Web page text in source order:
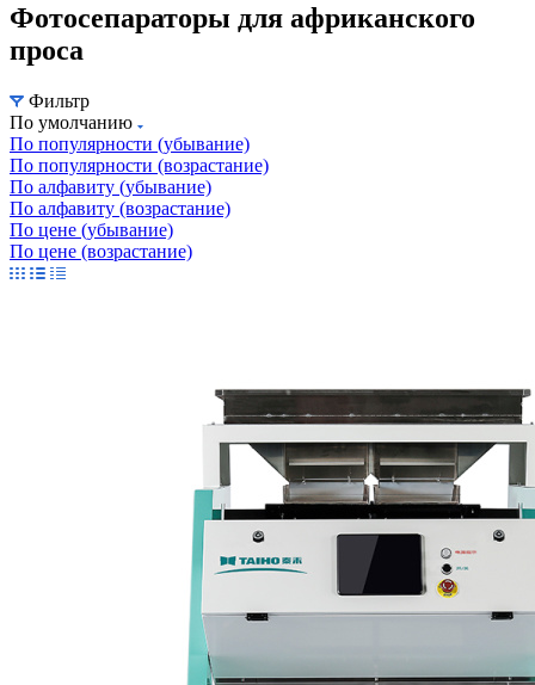
Фотосепараторы для африканского
проса
Фильтр
По умолчанию
По популярности (убывание)
По популярности (возрастание)
По алфавиту (убывание)
По алфавиту (возрастание)
По цене (убывание)
По цене (возрастание)